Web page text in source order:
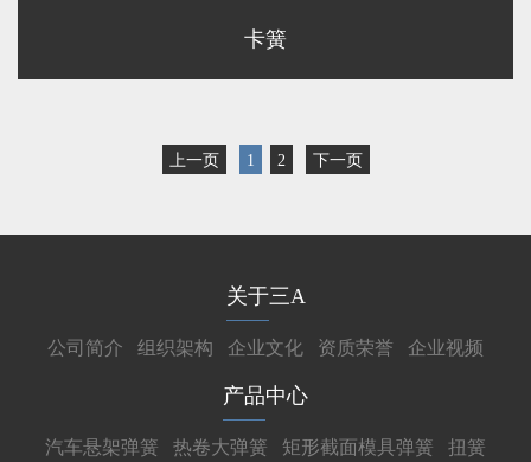
卡簧
上一页 1 2 下一页
关于三A
公司简介 组织架构 企业文化 资质荣誉 企业视频
产品中心
汽车悬架弹簧 热卷大弹簧 矩形截面模具弹簧
扭簧